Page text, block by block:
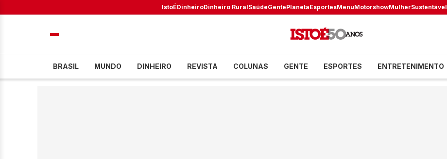
IstoÉDinheiroDinheiro RuralSaúdeGentePlanetaEsportesMenuMotorshowMulherSustentável
BRASIL MUNDO DINHEIRO REVISTA COLUNAS GENTE ESPORTES ENTRETENIMENTO